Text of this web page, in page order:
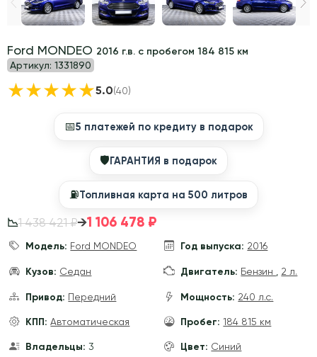
Ford MONDEO 2016 г.в. с пробегом 184 815 км
Артикул: 1331890
★★★★★5.0(40)
📅5 платежей по кредиту в подарок
🛡ГАРАНТИЯ в подарок
⛽️Топливная карта на 500 литров
📉1 438 421 ₽→1 106 478 ₽
Модель: Ford MONDEO Год выпуска: 2016
Кузов: Седан Двигатель: Бензин 2 л.
Привод: Передний Мощность: 240 л.с.
КПП: Автоматическая Пробег: 184 815 км
Владельцы: 3 Цвет: Синий